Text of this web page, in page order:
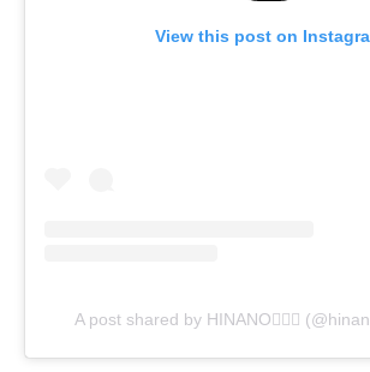
View this post on
A post shared by HINANO🧘🏽‍♀️